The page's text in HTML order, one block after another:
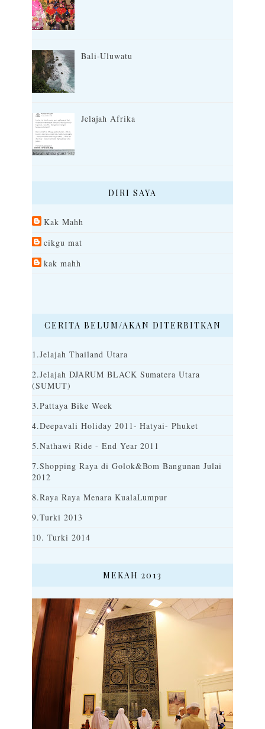
Bali-Uluwatu
Jelajah Afrika
DIRI SAYA
Kak Mahh
cikgu mat
kak mahh
CERITA BELUM/AKAN DITERBITKAN
1.Jelajah Thailand Utara
2.Jelajah DJARUM BLACK Sumatera Utara
(SUMUT)
3.Pattaya Bike Week
4.Deepavali Holiday 2011- Hatyai- Phuket
5.Nathawi Ride - End Year 2011
7.Shopping Raya di Golok&Bom Bangunan Julai
2012
8.Raya Raya Menara KualaLumpur
9.Turki 2013
10. Turki 2014
MEKAH 2013